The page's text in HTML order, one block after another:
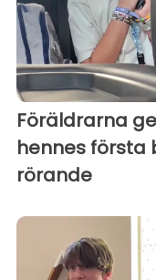
Föräldrarna
hennes första
rörande